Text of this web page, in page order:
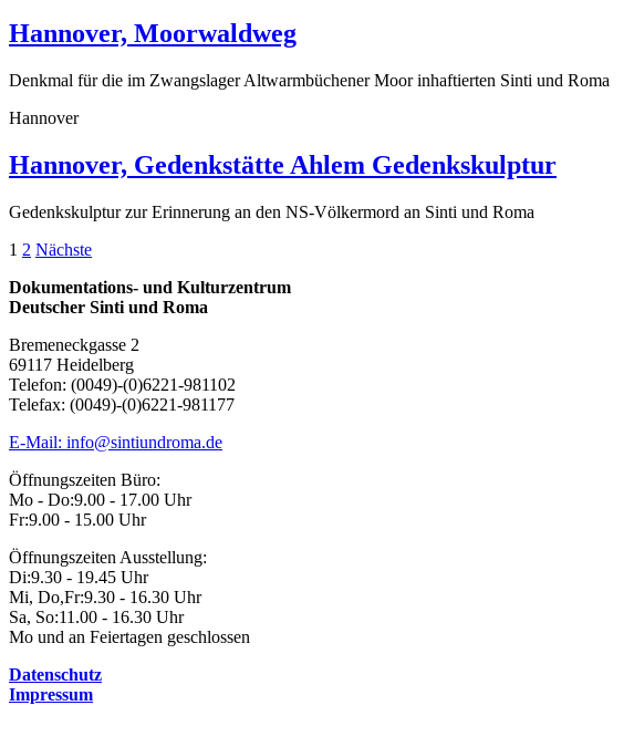
Hannover, Moorwaldweg
Denkmal für die im Zwangslager Altwarmbüchener Moor inhaftierten Sinti und Roma
Hannover
Hannover, Gedenkstätte Ahlem Gedenkskulptur
Gedenkskulptur zur Erinnerung an den NS-Völkermord an Sinti und Roma
Seitennummerierung
der
Beiträge
1 2 Nächste
Dokumentations- und Kulturzentrum
Deutscher Sinti und Roma
Bremeneckgasse 2
69117 Heidelberg
Telefon: (0049)-(0)6221-981102
Telefax: (0049)-(0)6221-981177
E-Mail: info@sintiundroma.de
Öffnungszeiten Büro:
Mo - Do:9.00 - 17.00 Uhr
Fr:9.00 - 15.00 Uhr
Öffnungszeiten Ausstellung:
Di:9.30 - 19.45 Uhr
Mi, Do,Fr:9.30 - 16.30 Uhr
Sa, So:11.00 - 16.30 Uhr
Mo und an Feiertagen geschlossen
Datenschutz
Impressum